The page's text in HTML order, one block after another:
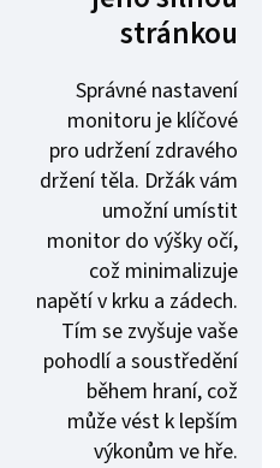
stránkou
Správné nastavení
monitoru je klíčové
pro udržení zdravého
držení těla. Držák vám
umožní umístit
monitor do výšky očí,
což minimalizuje
napětí v krku a zádech.
Tím se zvyšuje vaše
pohodlí a soustředění
během hraní, což
může vést k lepším
výkonům ve hře.